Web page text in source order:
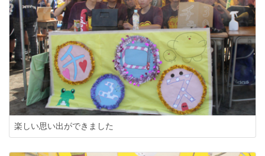
楽しい思い出ができました